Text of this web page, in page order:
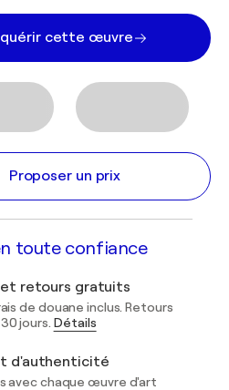
cette œuvre
Proposer un prix
toute confiance
et retours gratuits
de douane inclus. Retours
jours. Détails
d'authenticité
avec chaque œuvre d'art